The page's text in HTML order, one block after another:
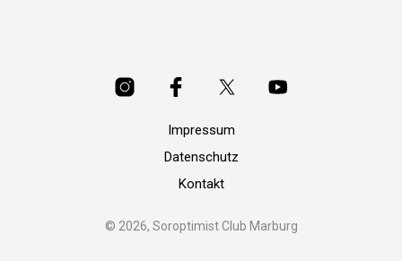
Impressum
Datenschutz
Kontakt
© 2026, Soroptimist Club Marburg